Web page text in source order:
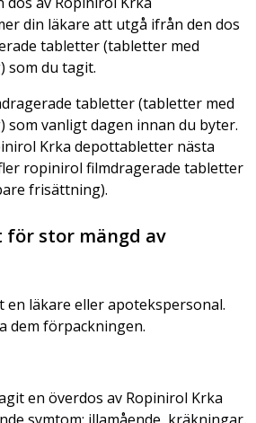
din läkare att utgå ifrån den dos
tabletter (tabletter med
som du tagit.
tabletter (tabletter med
vanligt dagen innan du byter.
Krka depottabletter nästa
ropinirol filmdragerade tabletter
frisättning).
för stor mängd av
en läkare eller apotekspersonal.
dem förpackningen.
en överdos av Ropinirol Krka